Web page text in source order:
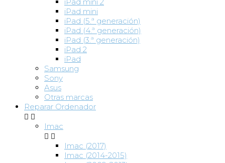
iPad mini
iPad (5.ª generación)
iPad (4.ª generación)
iPad (3.ª generación)
iPad 2
iPad
Samsung
Sony
Asus
Otras marcas
Reparar Ordenador
 
Imac
 
Imac (2017)
Imac (2014-2015)